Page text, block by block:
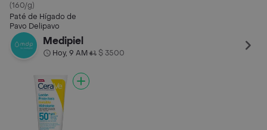
(160/g)
Paté de Hígado de
Pavo Delipavo
Medipiel
Hoy, 9 AM• $ 3500